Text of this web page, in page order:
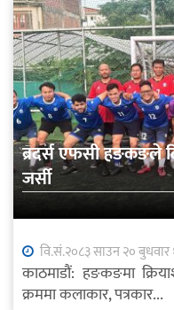
ब्रदर्स एफसी हङकङले
जर्सी
वि.सं.२०८३ साउन २० बुधवार
काठमाडौं: हङकङमा
क्रममा कलाकार, पत्रकार...